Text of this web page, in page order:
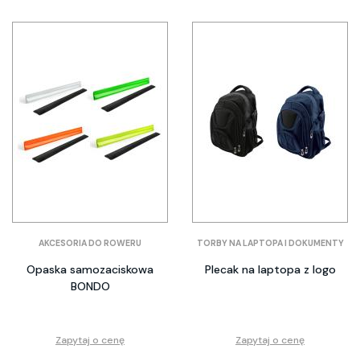
AKCESORIA DO ROWERU
Opaska samozaciskowa
BONDO
Zapytaj o cenę
TORBY NA LAPTOPA I DOKUMENTY
Plecak na laptopa z logo
Zapytaj o cenę